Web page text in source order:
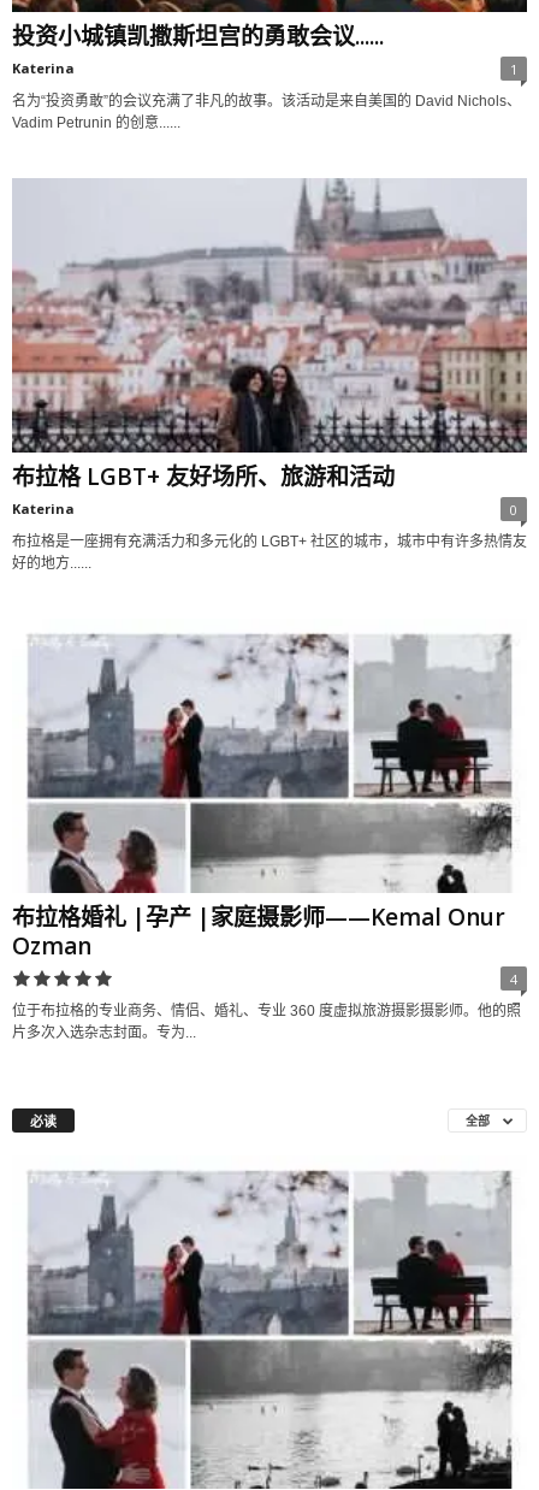
投资小城镇凯撒斯坦宫的勇敢会议......
Katerina 1
名为“投资勇敢”的会议充满了非凡的故事。该活动是来自美国的 David Nichols、
Vadim Petrunin 的创意......
布拉格 LGBT+ 友好场所、旅游和活动
Katerina 0
布拉格是一座拥有充满活力和多元化的 LGBT+ 社区的城市，城市中有许多热情友
好的地方......
布拉格婚礼 |孕产 |家庭摄影师——Kemal Onur
Ozman
4
位于布拉格的专业商务、情侣、婚礼、专业 360 度虚拟旅游摄影摄影师。他的照
片多次入选杂志封面。专为...
必读 全部